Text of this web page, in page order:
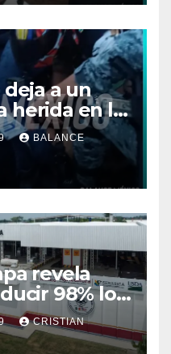
a un
herida en la
Solidaridad
BALANCE
revela
98% los
contra el
CRISTIAN